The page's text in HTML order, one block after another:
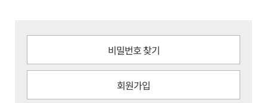
비밀번호 찾기
회원가입